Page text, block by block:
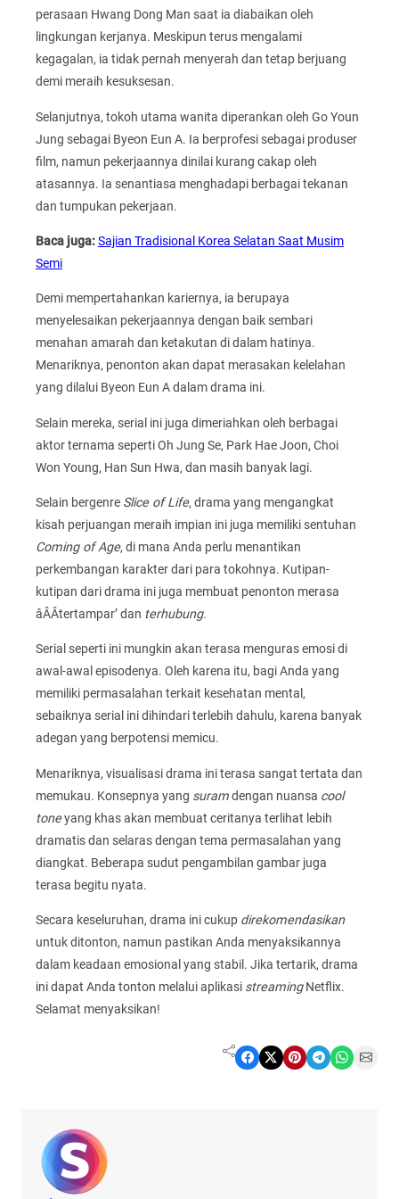
perasaan Hwang Dong Man saat ia diabaikan oleh
lingkungan kerjanya. Meskipun terus mengalami
kegagalan, ia tidak pernah menyerah dan tetap berjuang
demi meraih kesuksesan.
Selanjutnya, tokoh utama wanita diperankan oleh Go Youn
Jung sebagai Byeon Eun A. Ia berprofesi sebagai produser
film, namun pekerjaannya dinilai kurang cakap oleh
atasannya. Ia senantiasa menghadapi berbagai tekanan
dan tumpukan pekerjaan.
Baca juga:Sajian Tradisional Korea Selatan Saat Musim
Semi
Demi mempertahankan kariernya, ia berupaya
menyelesaikan pekerjaannya dengan baik sembari
menahan amarah dan ketakutan di dalam hatinya.
Menariknya, penonton akan dapat merasakan kelelahan
yang dilalui Byeon Eun A dalam drama ini.
Selain mereka, serial ini juga dimeriahkan oleh berbagai
aktor ternama seperti Oh Jung Se, Park Hae Joon, Choi
Won Young, Han Sun Hwa, dan masih banyak lagi.
Selain bergenre Slice of Life, drama yang mengangkat
kisah perjuangan meraih impian ini juga memiliki sentuhan
Coming of Age, di mana Anda perlu menantikan
perkembangan karakter dari para tokohnya. Kutipan-
kutipan dari drama ini juga membuat penonton merasa
âÂÂtertampar’ dan terhubung.
Serial seperti ini mungkin akan terasa menguras emosi di
awal-awal episodenya. Oleh karena itu, bagi Anda yang
memiliki permasalahan terkait kesehatan mental,
sebaiknya serial ini dihindari terlebih dahulu, karena banyak
adegan yang berpotensi memicu.
Menariknya, visualisasi drama ini terasa sangat tertata dan
memukau. Konsepnya yang suramdengan nuansa cool
toneyang khas akan membuat ceritanya terlihat lebih
dramatis dan selaras dengan tema permasalahan yang
diangkat. Beberapa sudut pengambilan gambar juga
terasa begitu nyata.
Secara keseluruhan, drama ini cukup direkomendasikan
untuk ditonton, namun pastikan Anda menyaksikannya
dalam keadaan emosional yang stabil. Jika tertarik, drama
ini dapat Anda tonton melalui aplikasi streamingNetflix.
Selamat menyaksikan!
Share on Facebook Share on X Share on Pinterest Share on Telegram Share on WhatsApp Share on Email